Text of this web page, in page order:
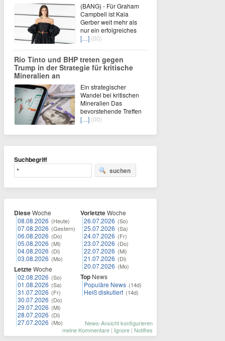
(BANG) - Für Graham
Campbell ist Kaia
Gerber weit mehr als
nur ein erfolgreiches
[…] (00)
Rio Tinto und BHP treten gegen
Trump in der Strategie für kritische
Mineralien an
Ein strategischer
Wandel bei kritischen
Mineralien Das
bevorstehende Treffen
[…] (00)
Suchbegriff
suchen
DieseWoche
08.08.2026 (Heute)
07.08.2026 (Gestern)
06.08.2026 (Do)
05.08.2026 (Mi)
04.08.2026 (Di)
03.08.2026 (Mo)
LetzteWoche
02.08.2026 (So)
01.08.2026 (Sa)
31.07.2026 (Fr)
30.07.2026 (Do)
29.07.2026 (Mi)
28.07.2026 (Di)
27.07.2026 (Mo)
VorletzteWoche
26.07.2026 (So)
25.07.2026 (Sa)
24.07.2026 (Fr)
23.07.2026 (Do)
22.07.2026 (Mi)
21.07.2026 (Di)
20.07.2026 (Mo)
Top News
Populäre News (14d)
Heiß diskutiert (14d)
News-Ansicht konfigurieren
meine Kommentare | Ignore | Notifies